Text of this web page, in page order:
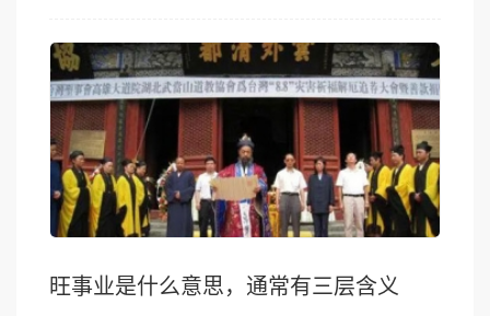
旺事业是什么意思，通常有三层含义